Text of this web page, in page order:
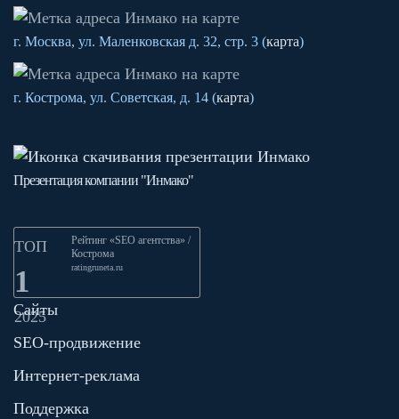
г. Москва, ул. Маленковская д. 32, стр. 3 (карта)
г. Кострома, ул. Советская, д. 14 (карта)
Презентация компании "Инмако"
ТОП
1
2025
Рейтинг «SEO агентства» /
Кострома
ratingruneta.ru
Сайты
SEO-продвижение
Интернет-реклама
Поддержка